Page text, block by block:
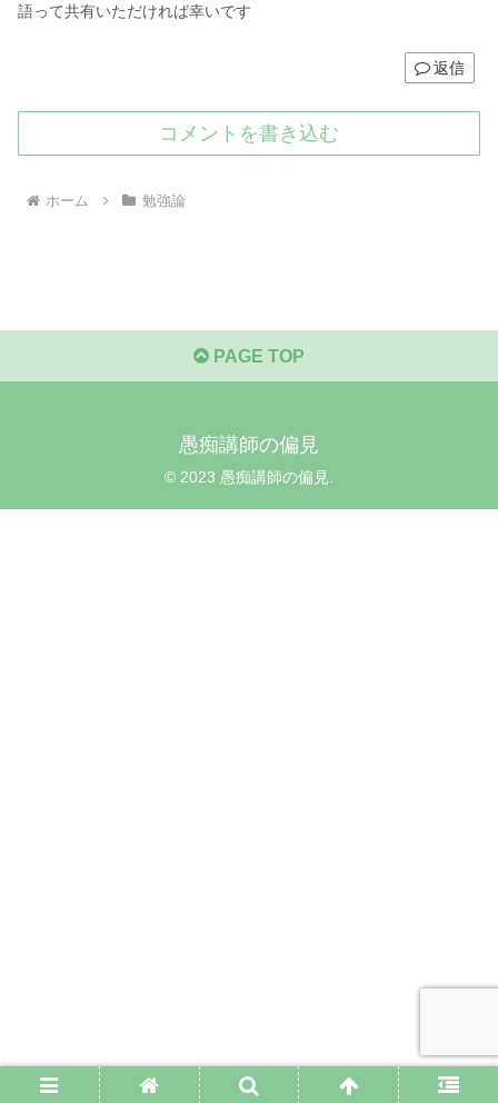
語って共有いただければ幸いです
返信
コメントを書き込む
ホーム 勉強論
PAGE TOP
愚痴講師の偏見
© 2023 愚痴講師の偏見.